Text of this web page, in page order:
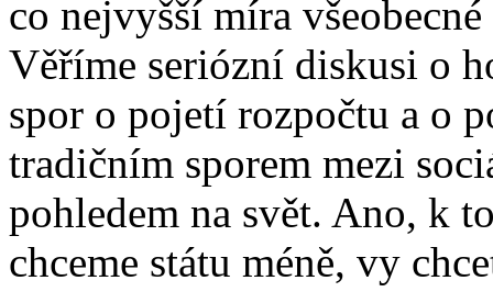
co nejvyšší míra
Věříme seriózní diskusi o
spor o pojetí rozpočtu a o
tradičním sporem mezi
pohledem na svět. Ano, k
chceme státu méně, vy